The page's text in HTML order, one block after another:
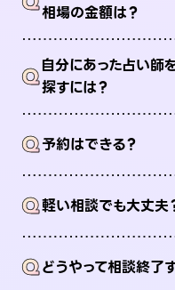
相場の金額は？
Q自分にあった占い師
探すには？
Q予約はできる？
Q軽い相談でも大丈夫
Qどうやって相談終了